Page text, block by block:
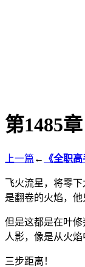
第1485
上一篇 ← 《全职高
飞火流星，将零
是翻卷的火焰，他
但是这都是在叶
人影，像是从火焰
三步距离！